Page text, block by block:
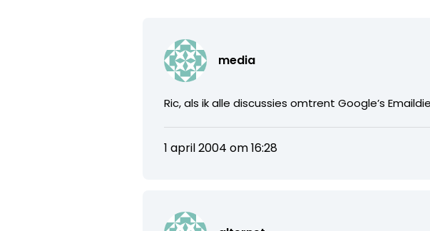
media
Ric, als ik alle discussies omtrent Google’s
1 april 2004 om 16:28